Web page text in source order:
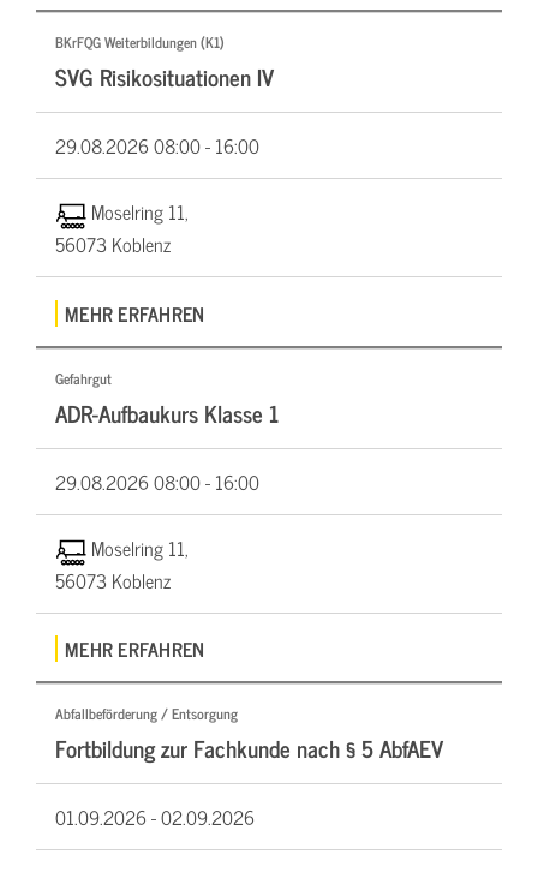
BKrFQG Weiterbildungen (K1)
SVG Risikosituationen IV
29.08.202608:00 - 16:00
Moselring 11,
56073 Koblenz
MEHR ERFAHREN
Gefahrgut
ADR-Aufbaukurs Klasse 1
29.08.202608:00 - 16:00
Moselring 11,
56073 Koblenz
MEHR ERFAHREN
Abfallbeförderung / Entsorgung
Fortbildung zur Fachkunde nach § 5 AbfAEV
01.09.2026 -02.09.2026